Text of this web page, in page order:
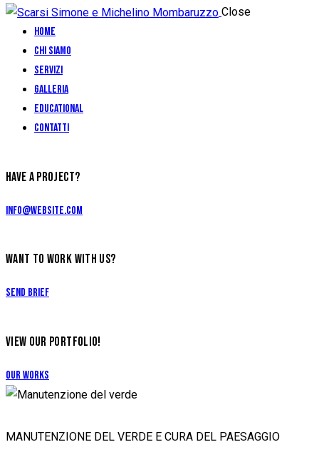
Close
Home
Chi siamo
Servizi
Galleria
Educational
Contatti
HAVE A PROJECT?
info@website.com
WANT TO WORK WITH US?
Send Brief
VIEW OUR PORTFOLIO!
Our Works
MANUTENZIONE DEL VERDE E CURA DEL PAESAGGIO